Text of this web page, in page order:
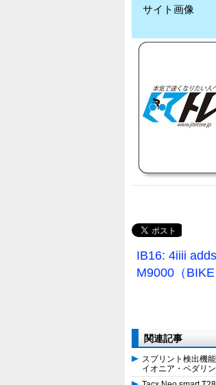
サイト画像
IB16: 4iiii
M9000（
関連記事
スプリント検出機
イオニア・ペダリ